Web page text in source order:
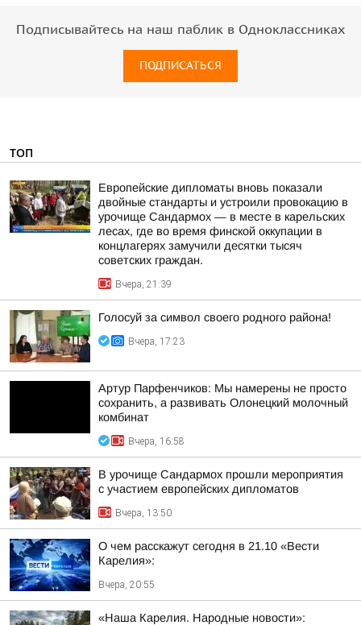
Подписывайтесь на наш паблик в Одноклассниках
ПОДПИСАТЬСЯ
ТОП
Европейские дипломаты вновь показали
двойные стандарты и устроили провокацию в
урочище Сандармох — в месте в карельских
лесах, где во время финской оккупации в
концлагерях замучили десятки тысяч
советских граждан.
Вчера, 21:39
Голосуй за символ своего родного района!
Вчера, 17:23
Артур Парфенчиков: Мы намерены не просто
сохранить, а развивать Олонецкий молочный
комбинат
Вчера, 16:58
В урочище Сандармох прошли мероприятия
с участием европейских дипломатов
Вчера, 13:50
О чем расскажут сегодня в 21.10 «Вести
Карелия»:
Вчера, 20:55
«Наша Карелия. Народные новости»: